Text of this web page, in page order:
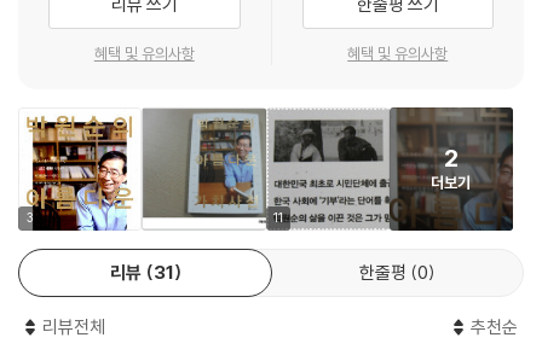
걸렸고, 앞으로도 한참의 시간이 더 필요할지도 모르겠습니다. 다만 이는
시간의 문제일 뿐입니다. 신선한 충격이 동반한 깨달음 속에서, 사람들은
아름다운 합의를 이끌어냈던 존중과 이해, 함께 꾸는 꿈과 우리가 지향해
용기가 가장 필요한 시기 중 하나가 ‘남들이 말릴 때’다. 나는 강연을 나갔
을 때 종종 거창고등학교의 직업 선택 10계명을 청중에게 들려준다. 그 중
에서 ‘부모나 아내가 결사반대를 하는 곳이면 틀림없다. 그 길로 가라’라는
계명을 말할 때마다 청중들 사이에서 큰 폭소가 터진다. 하지만 나는 웃음
이 가라앉은 뒤 정색을 하며 이렇게 말한다.
“이것은 진리의 길입니다. 왜냐하면 부모님이 가라고 하는 길은 부모님이
과거 10년, 20년 전에 살았던 삶의 지혜와 판단에 근거해 권하는 것이기
원 승소하여 폐지된 요금이다. ‘하늘을 날아다니는 전파에 왜 사용료를 내
야 하는가’라는 물음에서 출발한 사건은, 소비자가 내는 모든 비용은 합법
표적 사례가 되었다. 이처럼 평범한 가치를 올바르게 지켜나가기 위해 노
력할 때에 사회 전체의 경쟁력이 향상될 수 있다고 박원순 변호사는 말한
다.
《박원순의 아름다운 가치사전》은 대한민국 대표 인권변호사로서의 박원
순, 시민단체 1세대로서의 박원순, 문화활동가로서의 박원순, 우리 사회의
멘토로서의 박원순이 이 시대 젊은이들에게 전하는 희망과 바람의 메시지
로움, 소명, 가장자리, 명분, 용기 등의 가치가 개인의 이익은 물론 사회 전
혜택 및 유의사항 혜택 및 유의사항
3 11
2
더보기
리뷰 31 한줄평 0
리뷰전체 추천순